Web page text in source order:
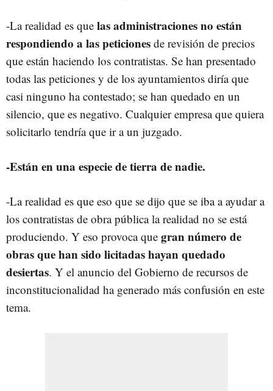
-La realidad es que las administraciones no están
respondiendo a las peticiones de revisión de precios
que están haciendo los contratistas. Se han presentado
todas las peticiones y de los ayuntamientos diría que
casi ninguno ha contestado; se han quedado en un
silencio, que es negativo. Cualquier empresa que quiera
solicitarlo tendría que ir a un juzgado.
-Están en una especie de tierra de nadie.
-La realidad es que eso que se dijo que se iba a ayudar a
los contratistas de obra pública la realidad no se está
produciendo. Y eso provoca que gran número de
obras que han sido licitadas hayan quedado
desiertas. Y el anuncio del Gobierno de recursos de
inconstitucionalidad ha generado más confusión en este
tema.